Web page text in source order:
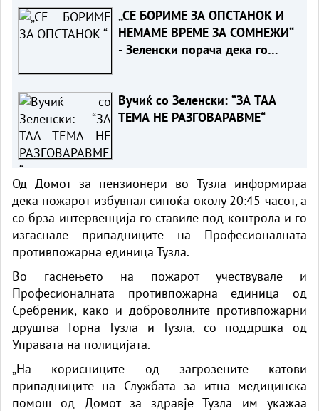
„СЕ БОРИМЕ ЗА ОПСТАНОК И
НЕМАМЕ ВРЕМЕ ЗА СОМНЕЖИ“
- Зеленски порача дека го
Вучиќ со Зеленски: “ЗА ТАА
ТЕМА НЕ РАЗГОВАРАВМЕ“
Од Домот за пензионери во Тузла информираа
дека пожарот избувнал синоќа околу 20:45 часот, а
со брза интервенција го ставиле под контрола и го
изгаснале припадниците на Професионалната
противпожарна единица Тузла.
Во гаснењето на пожарот учествувале и
Професионалната противпожарна единица од
Сребреник, како и доброволните противпожарни
друштва Горна Тузла и Тузла, со поддршка од
Управата на полицијата.
„На корисниците од загрозените катови
припадниците на Службата за итна медицинска
помош од Домот за здравје Тузла им укажаа